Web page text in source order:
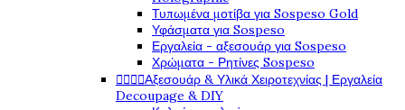
Τυπωμένα μοτίβα για Sospeso Gold
Υφάσματα για Sospeso
Εργαλεία - αξεσουάρ για Sospeso
Χρώματα - Ρητίνες Sospeso
Αξεσουάρ & Υλικά Χειροτεχνίας | Εργαλεία
Decoupage & DIY